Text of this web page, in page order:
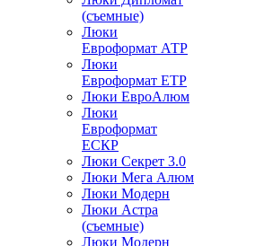
(съемные)
Люки
Евроформат АТР
Люки
Евроформат ЕТР
Люки ЕвроАлюм
Люки
Евроформат
ЕСКР
Люки Секрет 3.0
Люки Мега Алюм
Люки Модерн
Люки Астра
(съемные)
Люки Модерн